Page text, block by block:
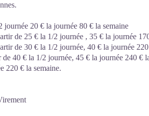
20 € la journée 80 € la semaine
de 25 € la 1/2 journée , 35 € la journée
de 30 € la 1/2 journée, 40 € la journée
40 € la 1/2 journée, 45 € la journée 240 €
220 € la semaine.